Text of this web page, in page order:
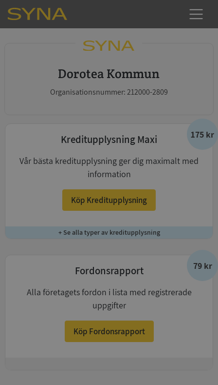
Dorotea Kommun
Organisationsnummer: 212000-2809
175 kr
Kreditupplysning Maxi
Vår bästa kreditupplysning ger dig maximalt med
information
Köp Kreditupplysning
+ Se alla typer av kreditupplysning
79 kr
Fordonsrapport
Alla företagets fordon i lista med registrerade
uppgifter
Köp Fordonsrapport